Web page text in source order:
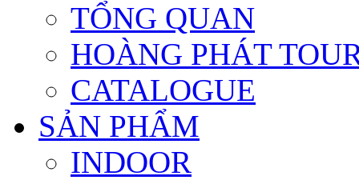
TỔNG QUAN
HOÀNG PHÁT
CATALOGUE
SẢN PHẨM
INDOOR